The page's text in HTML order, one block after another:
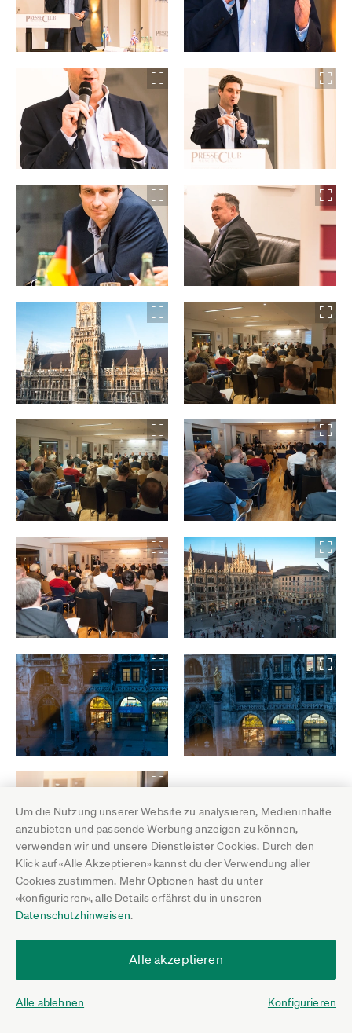
Um die Nutzung unserer Website zu analysieren, Medieninhalte
anzubieten und passende Werbung anzeigen zu können,
verwenden wir und unsere Dienstleister Cookies. Durch den
Klick auf «Alle Akzeptieren» kannst du der Verwendung aller
Cookies zustimmen. Mehr Optionen hast du unter
«konfigurieren», alle Details erfährst du in unseren
Datenschutzhinweisen.
Alle akzeptieren
Alle ablehnen Konfigurieren
Dr. Andreas Lutz